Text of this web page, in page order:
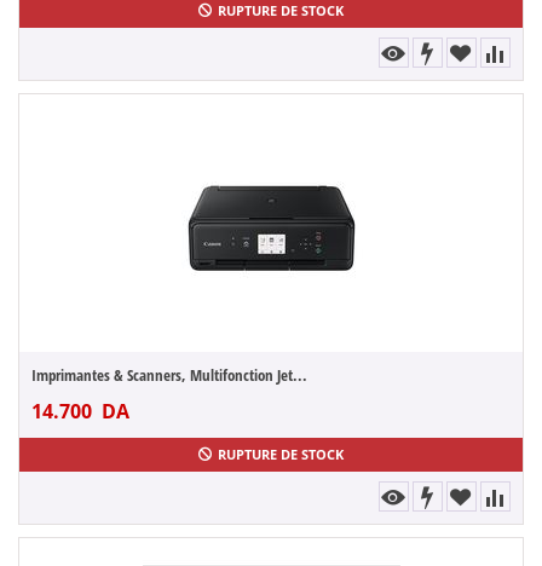
RUPTURE DE STOCK
Imprimantes & Scanners, Multifonction Jet...
14.700 DA
RUPTURE DE STOCK